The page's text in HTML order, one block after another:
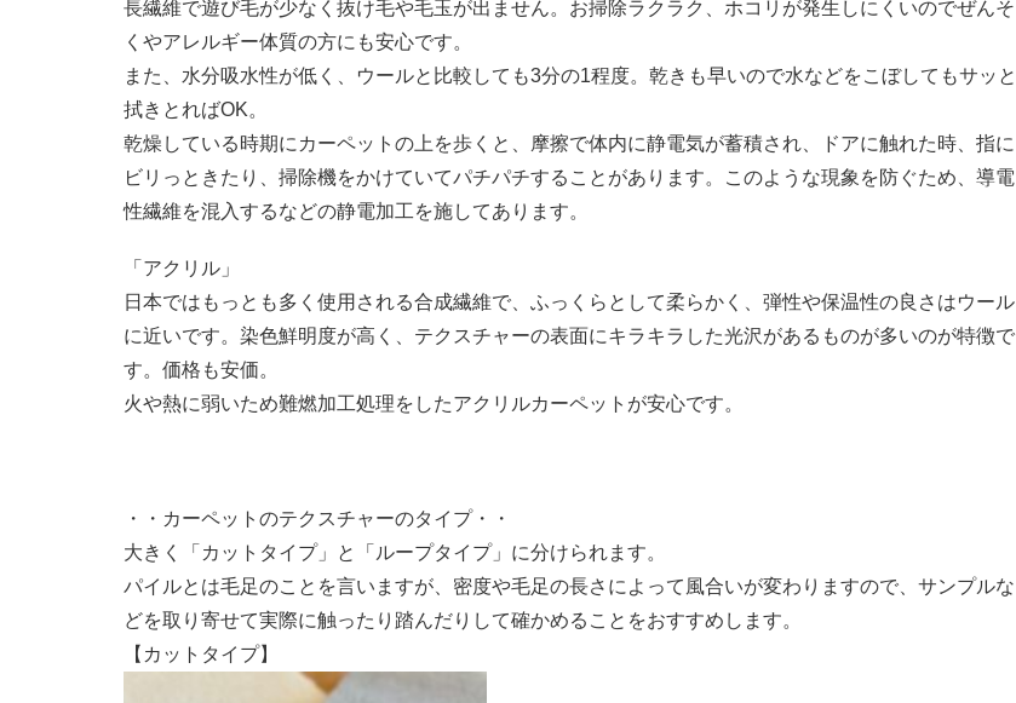
長繊維で遊び毛が少なく抜け毛や毛玉が出ません。お掃除ラクラク、ホコリが発生しにくいのでぜんそ
くやアレルギー体質の方にも安心です。
また、水分吸水性が低く、ウールと比較しても3分の1程度。乾きも早いので水などをこぼしてもサッと
拭きとればOK。
乾燥している時期にカーペットの上を歩くと、摩擦で体内に静電気が蓄積され、ドアに触れた時、指に
ビリっときたり、掃除機をかけていてパチパチすることがあります。このような現象を防ぐため、導電
性繊維を混入するなどの静電加工を施してあります。
「アクリル」
日本ではもっとも多く使用される合成繊維で、ふっくらとして柔らかく、弾性や保温性の良さはウール
に近いです。染色鮮明度が高く、テクスチャーの表面にキラキラした光沢があるものが多いのが特徴で
す。価格も安価。
火や熱に弱いため難燃加工処理をしたアクリルカーペットが安心です。
・・カーペットのテクスチャーのタイプ・・
大きく「カットタイプ」と「ループタイプ」に分けられます。
パイルとは毛足のことを言いますが、密度や毛足の長さによって風合いが変わりますので、サンプルな
どを取り寄せて実際に触ったり踏んだりして確かめることをおすすめします。
【カットタイプ】